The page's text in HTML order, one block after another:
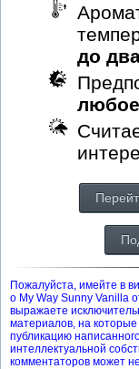
до
Пожалуйста, имейте в
о My Way Sunny Vanilla
выражаете
материалов, на
публикацию
интеллектуальной
комментаторов может